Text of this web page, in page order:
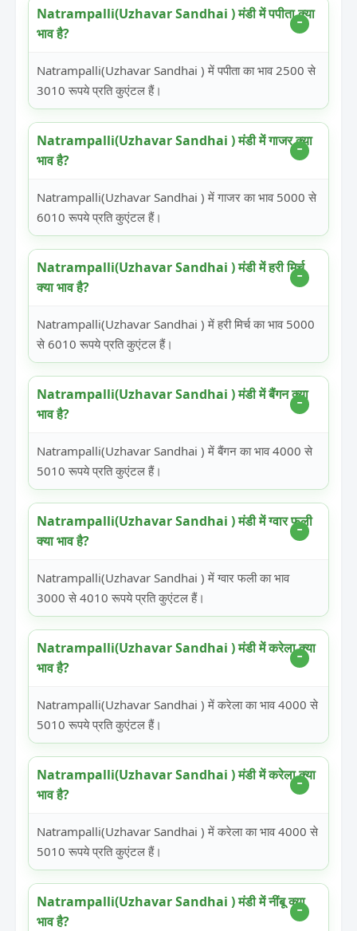
Natrampalli(Uzhavar Sandhai ) मंडी में पपीता क्या
भाव है?
Natrampalli(Uzhavar Sandhai ) में पपीता का भाव 2500 से
3010 रूपये प्रति कुएंटल हैं।
Natrampalli(Uzhavar Sandhai ) मंडी में गाजर क्या
भाव है?
Natrampalli(Uzhavar Sandhai ) में गाजर का भाव 5000 से
6010 रूपये प्रति कुएंटल हैं।
Natrampalli(Uzhavar Sandhai ) मंडी में हरी मिर्च
क्या भाव है?
Natrampalli(Uzhavar Sandhai ) में हरी मिर्च का भाव 5000
से 6010 रूपये प्रति कुएंटल हैं।
Natrampalli(Uzhavar Sandhai ) मंडी में बैंगन क्या
भाव है?
Natrampalli(Uzhavar Sandhai ) में बैंगन का भाव 4000 से
5010 रूपये प्रति कुएंटल हैं।
Natrampalli(Uzhavar Sandhai ) मंडी में ग्वार फली
क्या भाव है?
Natrampalli(Uzhavar Sandhai ) में ग्वार फली का भाव
3000 से 4010 रूपये प्रति कुएंटल हैं।
Natrampalli(Uzhavar Sandhai ) मंडी में करेला क्या
भाव है?
Natrampalli(Uzhavar Sandhai ) में करेला का भाव 4000 से
5010 रूपये प्रति कुएंटल हैं।
Natrampalli(Uzhavar Sandhai ) मंडी में करेला क्या
भाव है?
Natrampalli(Uzhavar Sandhai ) में करेला का भाव 4000 से
5010 रूपये प्रति कुएंटल हैं।
Natrampalli(Uzhavar Sandhai ) मंडी में नींबू क्या
भाव है?